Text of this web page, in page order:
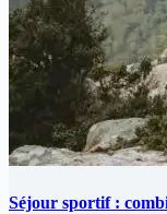
Séjour sportif :